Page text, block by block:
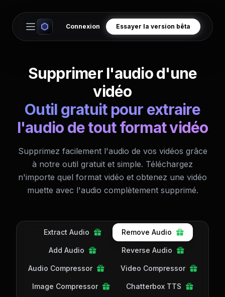
Open main menu
Connexion Essayer la version bêta
Supprimer l'audio d'une
vidéo
Outil gratuit pour extraire
l'audio de tout format vidéo
Supprimez facilement l'audio de vos vidéos grâce
à notre outil gratuit et simple. Téléchargez
n'importe quel format vidéo et obtenez une vidéo
muette avec l'audio complètement supprimé.
Extract Audio Remove Audio
Add Audio Reverse Audio
Audio Compressor Video Compressor
Image Compressor Chatterbox TTS